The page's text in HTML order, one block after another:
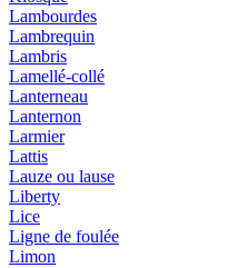
Lambourdes
Lambrequin
Lambris
Lamellé-collé
Lanterneau
Lanternon
Larmier
Lattis
Lauze ou lause
Liberty
Lice
Ligne de foulée
Limon